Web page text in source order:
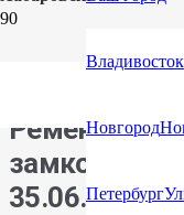
Владивосток
Новгород
Петербург
кольцевые для
Ремень
замком 0,6
35.06.3.K(L)